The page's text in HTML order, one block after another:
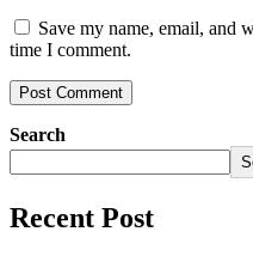
Save my name, email, and
time I comment.
Search
Recent Post